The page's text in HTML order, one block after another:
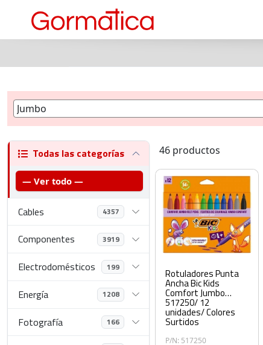
Todas las categorías
— Ver todo —
Cables 4357
Componentes 3919
Electrodomésticos 199
Energía 1208
Fotografía 166
46 productos
Rotuladores Punta
Ancha Bic Kids
Comfort Jumbo
517250/ 12
unidades/ Colores
Surtidos
P/N: 517250